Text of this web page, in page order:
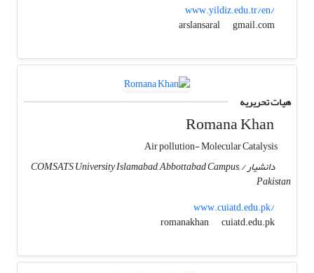
www.yildiz.edu.tr/en/
arslansaral
gmail.com
هیات تحریریه
Romana Khan
Air pollution- Molecular Catalysis
دانشیار / COMSATS University Islamabad, Abbottabad Campus,
Pakistan
www.cuiatd.edu.pk/
romanakhan
cuiatd.edu.pk